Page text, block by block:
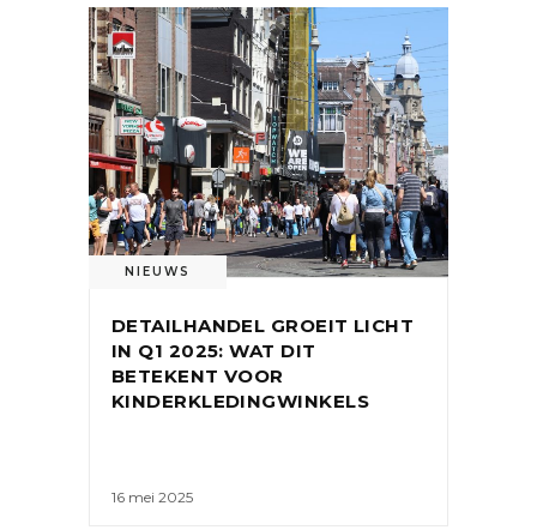
NIEUWS
DETAILHANDEL GROEIT LICHT
IN Q1 2025: WAT DIT
BETEKENT VOOR
KINDERKLEDINGWINKELS
16 mei 2025